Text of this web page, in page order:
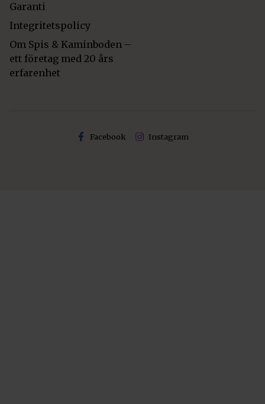
Garanti
Integritetspolicy
Om Spis & Kaminboden –
ett företag med 20 års
erfarenhet
Facebook Instagram